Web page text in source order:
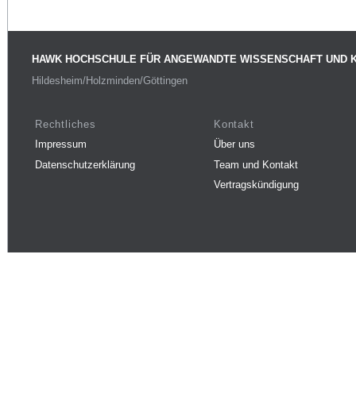
HAWK HOCHSCHULE FÜR ANGEWANDTE WISSENSCHAFT UND
Hildesheim/Holzminden/Göttingen
Rechtliches
Impressum
Datenschutzerklärung
Kontakt
Über uns
Team und Kontakt
Vertragskündigung